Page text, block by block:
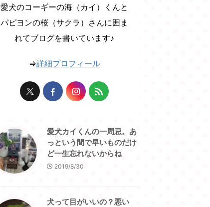
愛犬のコーギーの海（カイ）くんと
パピヨンの桜（サクラ）さんに囲ま
れてブログを書いています♪
⇒詳細プロフィール
愛犬カイくんの一周忌。あ
っという間で早いものだけ
ど一生忘れないからね
2019/8/30
犬って目がいいの？悪い